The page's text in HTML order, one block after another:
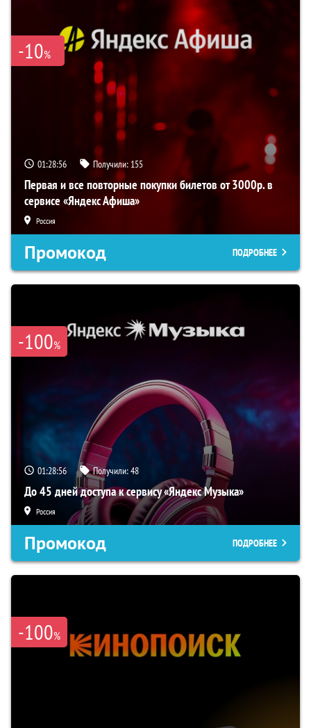
-10%
01:28:55 Получили: 155
Первая и все повторные покупки билетов от 3000р. в
сервисе «Яндекс Афиша»
Россия
Промокод ПОДРОБНЕЕ
-100%
01:28:55 Получили:48
До 45 дней доступа к сервису «Яндекс Музыка»
Россия
Промокод ПОДРОБНЕЕ
-100%